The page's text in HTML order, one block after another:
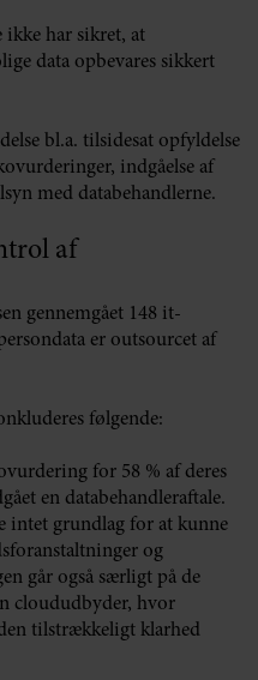
ikke har sikret, at
data opbevares sikkert
bl.a. tilsidesat opfyldelse
indgåelse af
med databehandlerne.
af
gennemgået 148 it-
er outsourcet af
følgende:
for 58 % af deres
en databehandleraftale.
intet grundlag for at kunne
og
går også særligt på de
cloududbyder, hvor
tilstrækkeligt klarhed